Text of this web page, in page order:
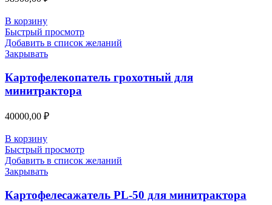
В корзину
Быстрый просмотр
Добавить в список желаний
Закрывать
Картофелекопатель грохотный для
минитрактора
40000,00 ₽
В корзину
Быстрый просмотр
Добавить в список желаний
Закрывать
Картофелесажатель PL-50 для минитрактора